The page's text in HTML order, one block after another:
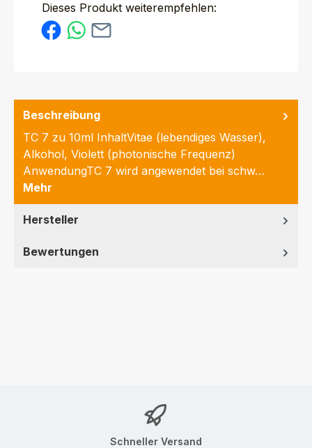
Dieses Produkt weiterempfehlen:
Beschreibung
TC 7 zu 10ml InhaltVitae (lebendiges Wasser),
Alkohol, Violett (photonische Frequenz)
AnwendungTC 7 wird angewendet bei schw…
Mehr
Hersteller
Bewertungen
Schneller Versand